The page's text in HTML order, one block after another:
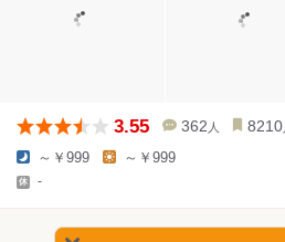
3.55 362 人 8210
～￥999 ～￥999
-